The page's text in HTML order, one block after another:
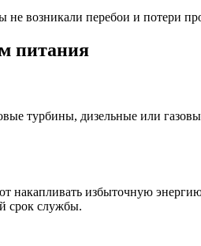
возникали перебои и потери
питания
турбины, дизельные или
накапливать избыточную
срок службы.